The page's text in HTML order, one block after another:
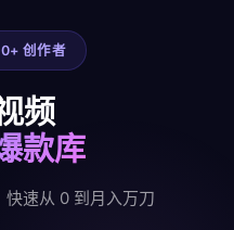
创作者
频
款库
速从 0 到月入万刀